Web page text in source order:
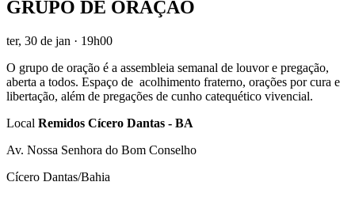
GRUPO DE ORAÇÃO
ter, 30 de jan · 19h00
O grupo de oração é a assembleia semanal de louvor e pregação,
aberta a todos. Espaço de acolhimento fraterno, orações por cura e
libertação, além de pregações de cunho catequético vivencial.
Local Remidos Cícero Dantas - BA
Av. Nossa Senhora do Bom Conselho
Cícero Dantas/Bahia